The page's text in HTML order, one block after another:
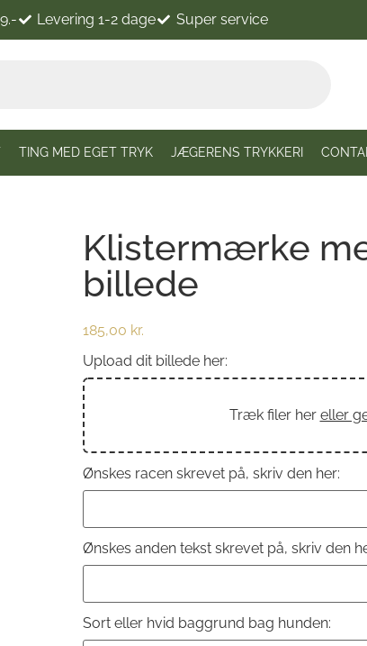
Levering 1-2 dage Super service
TING MED EGET TRYK JÆGERENS TRYKKERI
Klistermærke
billede
185,00 kr.
Upload dit billede her:
Træk filer her eller
Ønskes racen skrevet på, skriv den her:
Ønskes anden tekst skrevet på, skriv den
Sort eller hvid baggrund bag hunden: